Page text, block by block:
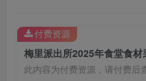
梅里派出所2025年食堂食
此内容为付费资源，请付费后
付费资源